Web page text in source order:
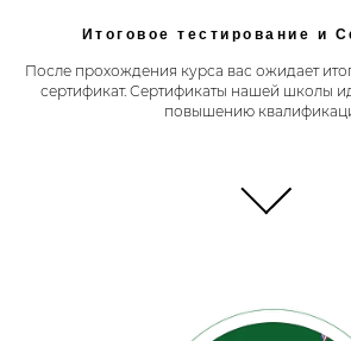
Итоговое тестирование и
После прохождения курса вас ожидает
сертификат. Сертификаты нашей школы
повышению